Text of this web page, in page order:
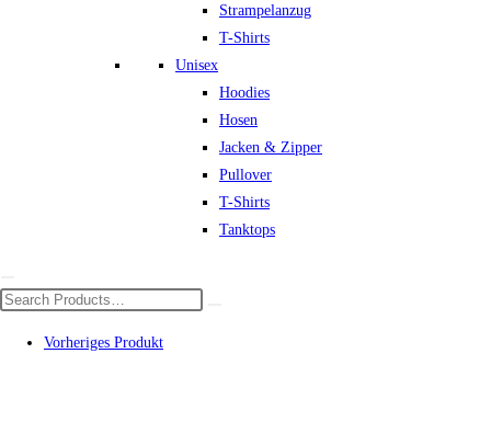
Strampelanzug
T-Shirts
Unisex
Hoodies
Hosen
Jacken & Zipper
Pullover
T-Shirts
Tanktops
Vorheriges Produkt